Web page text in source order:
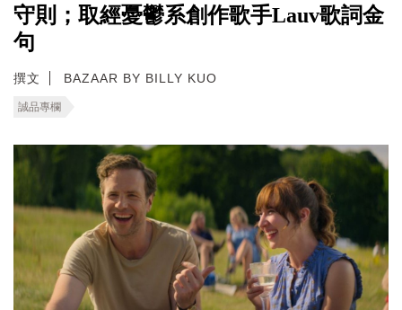
守則；取經憂鬱系創作歌手Lauv歌詞金
句
撰文 BAZAAR BY BILLY KUO
誠品專欄